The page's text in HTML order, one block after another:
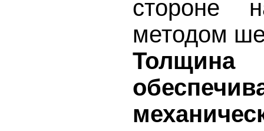
стороне
методом